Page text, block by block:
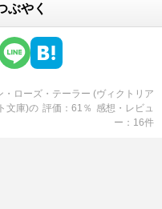
ぶやく
ローズ・テーラー (ヴィクトリア
文庫)の 評価 61 ％ 感想・レビュ
ー
16件